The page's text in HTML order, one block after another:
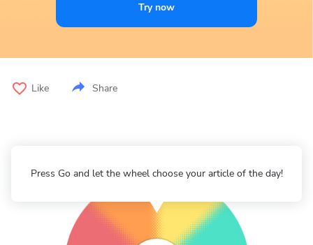
Try now
Like Share
Press Go and let the wheel choose your article of the day!